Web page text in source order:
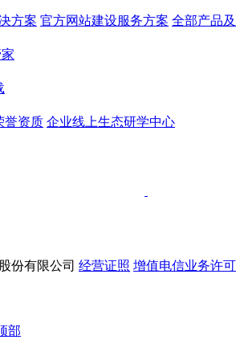
方案 官方网站建设服务方案 全部产品
誉资质 企业线上生态研学中心
份有限公司 经营证照 增值电信业务许
部